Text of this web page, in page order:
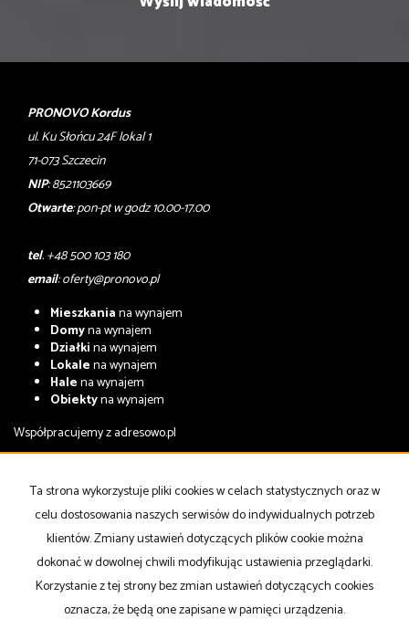
PRONOVO Kordus
ul. Ku Słońcu 24F lokal 1
71-073 Szczecin
NIP: 8521103669
Otwarte: pon-pt w godz 10.00-17.00
tel. +48 500 103 180
email:oferty@pronovo.pl
Mieszkaniana wynajem
Domyna wynajem
Działkina wynajem
Lokalena wynajem
Halena wynajem
Obiektyna wynajem
Współpracujemy zadresowo.pl
Domyna sprzedaż
Działkina sprzedaż
Lokalena sprzedaż
Halena sprzedaż
Obiekty na sprzedaż
Strona główna notatnik Kup Sprzedaj Kontakt
Ta strona wykorzystuje pliki cookies w celach statystycznych oraz w
celu dostosowania naszych serwisów do indywidualnych potrzeb
klientów. Zmiany ustawień dotyczących plików cookie można
dokonać w dowolnej chwili modyfikując ustawienia przeglądarki.
Korzystanie z tej strony bez zmian ustawień dotyczących cookies
oznacza, że będą one zapisane w pamięci urządzenia.